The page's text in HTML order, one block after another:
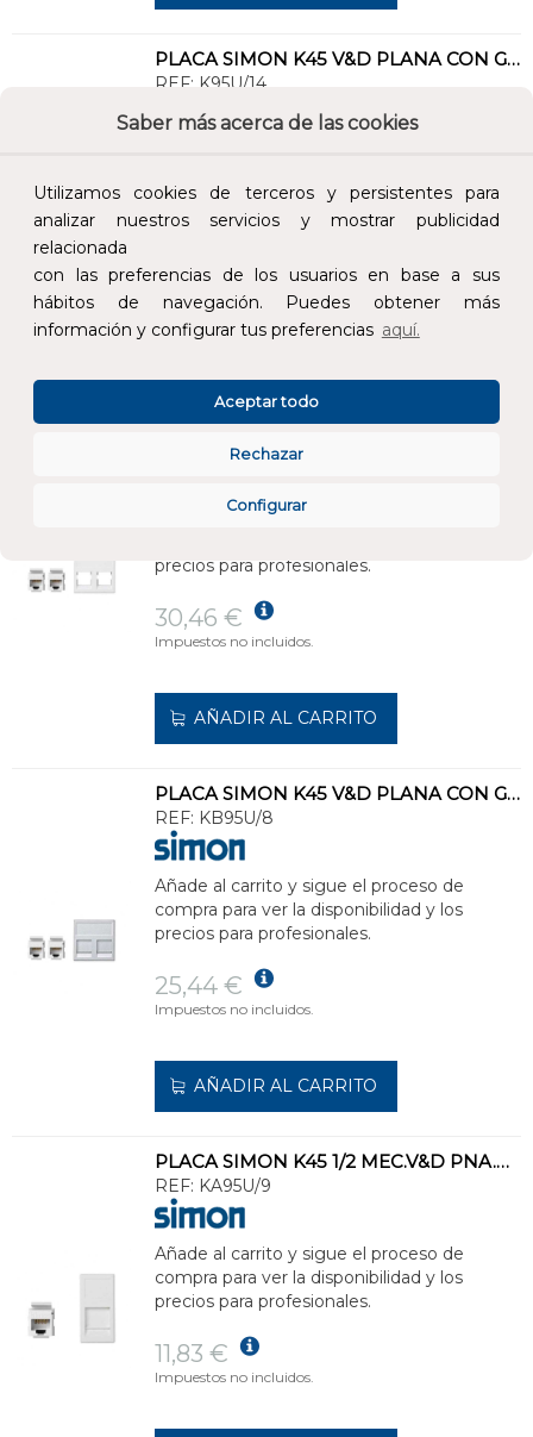
Saber más acerca de las cookies
Utilizamos cookies de terceros y persistentes para
analizar nuestros servicios y mostrar publicidad
relacionada
con las preferencias de los usuarios en base a sus
hábitos de navegación. Puedes obtener más
información y configurar tus preferencias aquí.
Configurar
Rechazar
Aceptar todo
PLACA SIMON K45 V&D PLANA CON GUARDAPOLVO PARA 1 CONECTOR CAT5E UTP GRIS GRAFITO
REF: K95U/14
precios para profesionales.
Impuestos no incluidos.
KB096U/9
Añade al carrito y sigue el proceso de
precios para profesionales.
30,46 €
Impuestos no incluidos.
AÑADIR AL CARRITO
PLACA SIMON K45 V&D PLANA CON GUARDAPOLVO PARA 2 CONECTORES CAT5E UTP ALUMINIO
REF: KB95U/8
Añade al carrito y sigue el proceso de
compra para ver la disponibilidad y los
precios para profesionales.
25,44 €
Impuestos no incluidos.
AÑADIR AL CARRITO
PLACA SIMON K45 1/2 MEC.V&D PNA.GPOLV.P/1 CTR.CAT5E UTP
REF: KA95U/9
Añade al carrito y sigue el proceso de
compra para ver la disponibilidad y los
precios para profesionales.
11,83 €
Impuestos no incluidos.